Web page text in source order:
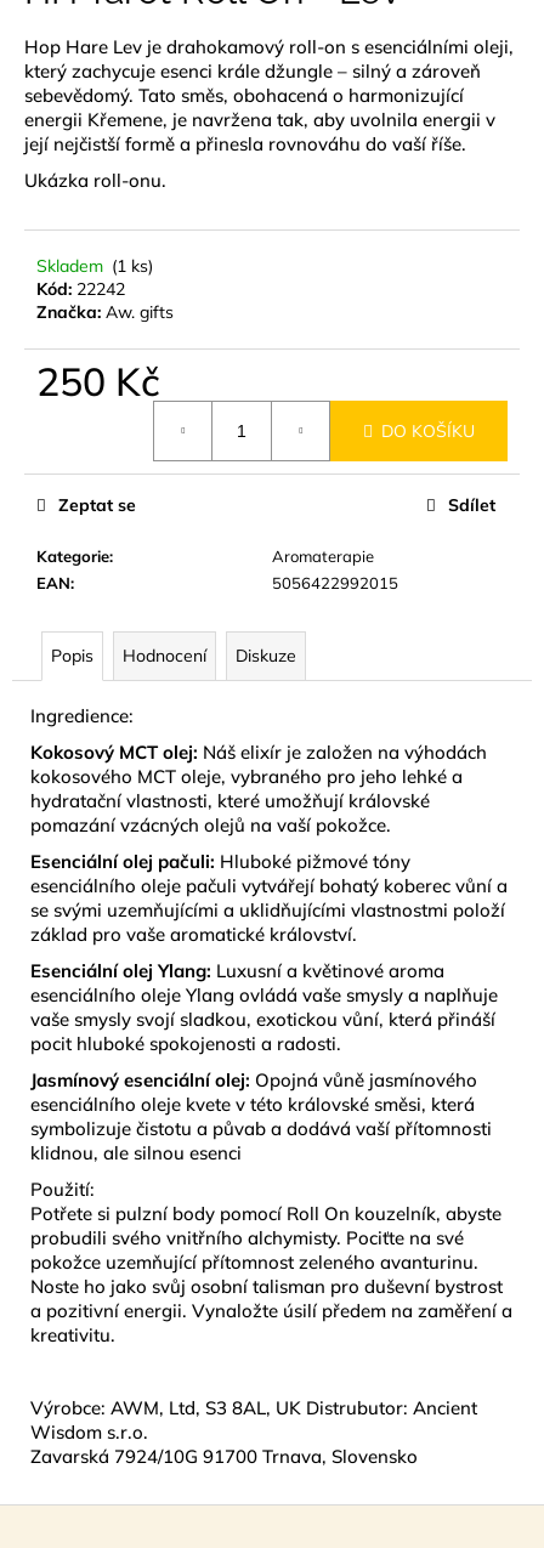
z
5
hvězdiček.
Hop Hare Lev je drahokamový roll-on s esenciálními oleji,
který zachycuje esenci krále džungle – silný a zároveň
sebevědomý. Tato směs, obohacená o harmonizující
energii Křemene, je navržena tak, aby uvolnila energii v
její nejčistší formě a přinesla rovnováhu do vaší říše.
Ukázka roll-onu.
Skladem (1 ks)
Kód: 22242
Značka: Aw. gifts
250 Kč
DO KOŠÍKU
Kategorie:
Aromaterapie
EAN: 5056422992015
Zeptat se Sdílet
Popis Hodnocení Diskuze
Ingredience:
Kokosový MCT olej: Náš elixír je založen na výhodách
kokosového MCT oleje, vybraného pro jeho lehké a
hydratační vlastnosti, které umožňují královské
pomazání vzácných olejů na vaší pokožce.
Esenciální olej pačuli: Hluboké pižmové tóny
esenciálního oleje pačuli vytvářejí bohatý koberec vůní a
se svými uzemňujícími a uklidňujícími vlastnostmi položí
základ pro vaše aromatické království.
Esenciální olej Ylang: Luxusní a květinové aroma
esenciálního oleje Ylang ovládá vaše smysly a naplňuje
vaše smysly svojí sladkou, exotickou vůní, která přináší
pocit hluboké spokojenosti a radosti.
Jasmínový esenciální olej: Opojná vůně jasmínového
esenciálního oleje kvete v této královské směsi, která
symbolizuje čistotu a půvab a dodává vaší přítomnosti
klidnou, ale silnou esenci
Použití:
Potřete si pulzní body pomocí Roll On kouzelník, abyste
probudili svého vnitřního alchymisty. Pociťte na své
pokožce uzemňující přítomnost zeleného avanturinu.
Noste ho jako svůj osobní talisman pro duševní bystrost
a pozitivní energii. Vynaložte úsilí předem na zaměření a
kreativitu.
Výrobce: AWM, Ltd, S3 8AL, UK Distrubutor: Ancient
Wisdom s.r.o.
Zavarská 7924/10G 91700 Trnava, Slovensko
a
j
í
t
?
D
o
u
e
MÝDLOVÁ
KYTICE
25
KVĚTŮ
Kč